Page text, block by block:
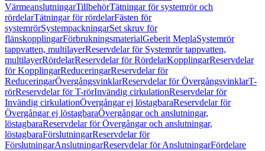
VärmeanslutningarTillbehörTätningar för systemrör och
rördelarTätningar för rördelarFästen för
systemrörSystempackningarSet skruv för
flänskopplingarFörbrukningsmaterialGeberit MeplaSystemrör
tappvatten, multilayerReservdelar för Systemrör tappvatten,
multilayerRördelarReservdelar för RördelarKopplingarReservdelar
för KopplingarReduceringarReservdelar för
ReduceringarÖvergångsvinklarReservdelar för ÖvergångsvinklarT-
rörReservdelar för T-rörInvändig cirkulationReservdelar för
Invändig cirkulationÖvergångar ej löstagbaraReservdelar för
Övergångar ej löstagbaraÖvergångar och anslutningar,
löstagbaraReservdelar för Övergångar och anslutningar,
löstagbaraFörslutningarReservdelar för
FörslutningarAnslutningarReservdelar för AnslutningarFördelare